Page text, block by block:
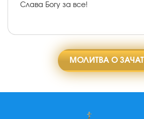
Слава Богу за все!
МОЛИТВА О